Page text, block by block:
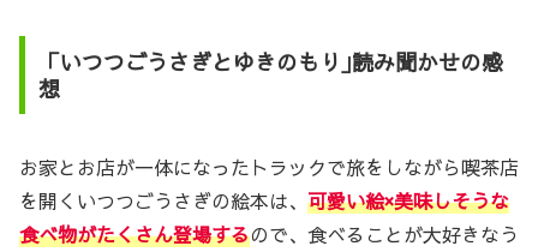
「いつつごうさぎとゆきのもり｣読み聞かせの感
想
お家とお店が一体になったトラックで旅をしながら喫茶店
を開くいつつごうさぎの絵本は、 可愛い絵×美味しそうな
食べ物がたくさん登場するので、食べることが大好きなう